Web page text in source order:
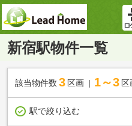
新宿駅物件一覧
該当物件数 3 区画 1～3
駅で絞り込む